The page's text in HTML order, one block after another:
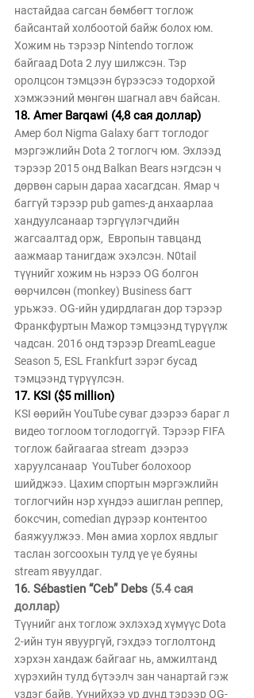
настайдаа сагсан бөмбөгт тоглож
байсантай холбоотой байж болох юм.
Хожим нь тэрээр Nintendo тоглож
байгаад Dota 2 луу шилжсэн. Тэр
оролцсон тэмцээн бүрээсээ тодорхой
хэмжээний мөнгөн шагнал авч байсан.
18. Amer Barqawi (4,8 сая доллар)
Амер бол Nigma Galaxy багт тоглодог
мэргэжлийн Dota 2 тоглогч юм. Эхлээд
тэрээр 2015 онд Balkan Bears нэгдсэн ч
дөрвөн сарын дараа хасагдсан. Ямар ч
баггүй тэрээр pub games-д анхаарлаа
хандуулсанаар тэргүүлэгчдийн
жагсаалтад орж,  Европын тавцанд
аажмаар танигдаж эхэлсэн. N0tail
түүнийг хожим нь нэрээ OG болгон
өөрчилсөн (monkey) Business багт
урьжээ. OG-ийн удирдлаган дор тэрээр
Франкфуртын Мажор тэмцээнд түрүүлж
чадсан. 2016 онд тэрээр DreamLeague
Season 5, ESL Frankfurt зэрэг бусад
тэмцээнд түрүүлсэн.
17. KSI ($5 million)
KSI өөрийн YouTube суваг дээрээ бараг л
видео тоглоом тоглодоггүй. Тэрээр FIFA
тоглож байгаагаа stream  дээрээ
харуулсанаар  YouTuber болохоор
шийджээ. Цахим спортын мэргэжлийн
тоглогчийн нэр хүндээ ашиглан реппер,
боксчин, comedian дүрээр контентоо
баяжуулжээ. Мөн амиа хорлох явдлыг
таслан зогсоохын тулд үе үе буяны
stream явуулдаг.
16. Sébastien “Ceb” Debs (5.4 сая
доллар)
Түүнийг анх тоглож эхлэхэд хүмүүс Dota
2-ийн тун явуургүй, гэхдээ тоглолтонд
хэрхэн хандаж байгааг нь, амжилтанд
хүрэхийн тулд бүтээлч зан чанартай гэж
үздэг байв. Үүнийхээ үр дүнд тэрээр OG-